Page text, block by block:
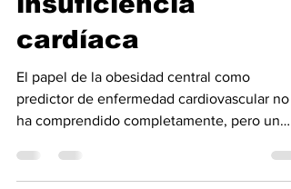
Inflamación, grasa
abdominal e
insuficiencia
cardíaca
El papel de la obesidad central como
predictor de enfermedad cardiovascular no